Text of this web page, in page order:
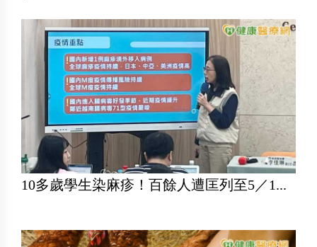
10多歲學生染麻疹！百餘人遭匡列至5／1...